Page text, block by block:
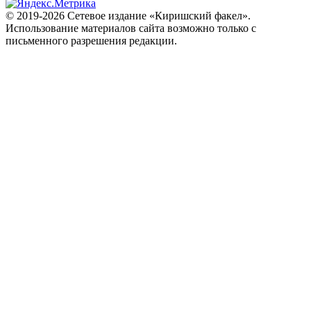
© 2019-2026 Сетевое издание «Киришский факел».
Использование материалов сайта возможно только с
письменного разрешения редакции.